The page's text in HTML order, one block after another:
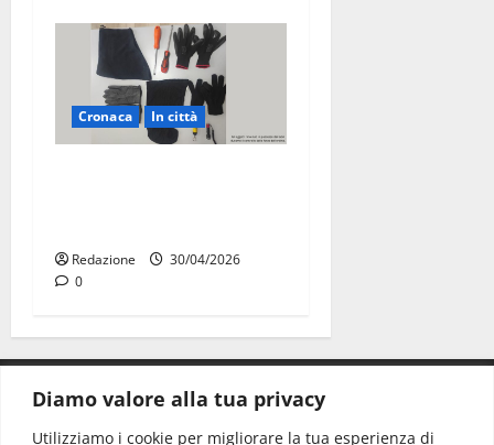
Diamo valore alla tua privacy
Utilizziamo i cookie per migliorare la tua esperienza di
Cronaca In città
Redazione
30/04/2026
0
CONTATTI.